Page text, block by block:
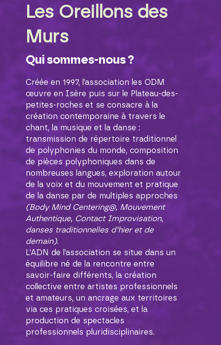
Les Oreillons des
Murs
Qui sommes-nous ?
Créée en 1997, l’association les ODM
œuvre en Isère puis sur le Plateau-des-
petites-roches et se consacre à la
création contemporaine à travers le
chant, la musique et la danse :
transmission de répertoire traditionnel
de polyphonies du monde, composition
de pièces polyphoniques dans de
nombreuses langues, exploration autour
de la voix et du mouvement et pratique
de la danse par de multiples approches
(Body Mind Centering@, Mouvement
Authentique, Contact Improvisation,
danses traditionnelles d’hier et de
demain).
L’ADN de l’association se situe dans un
équilibre né de la rencontre entre
savoir-faire différents, la création
collective entre artistes professionnels
et amateurs, un ancrage aux territoires
via ces pratiques croisées, et la
production de spectacles
professionnels pluridisciplinaires.